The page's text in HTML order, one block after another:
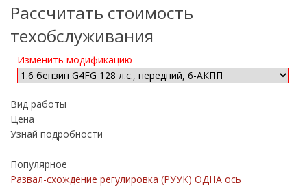
Рассчитать стоимость
техобслуживания
Изменить модификацию
Вид работы
Цена
Узнай подробности
Популярное
Развал-схождение регулировка (РУУК) ОДНА ось